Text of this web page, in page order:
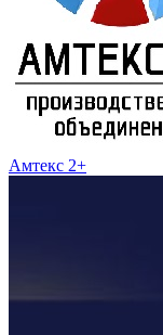
Амтекс 2+